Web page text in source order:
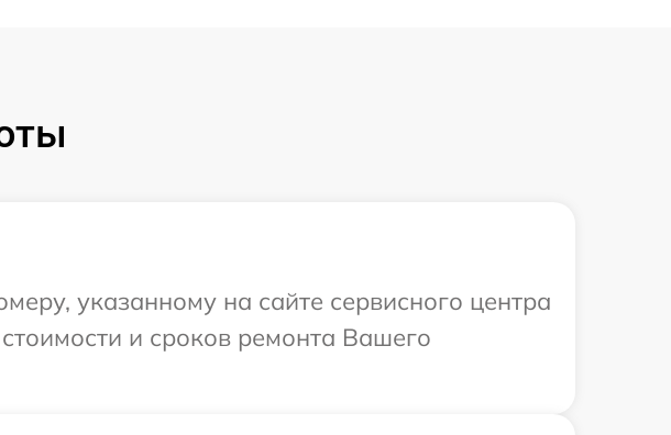
указанному на сайте сервисного центра
и сроков ремонта Вашего